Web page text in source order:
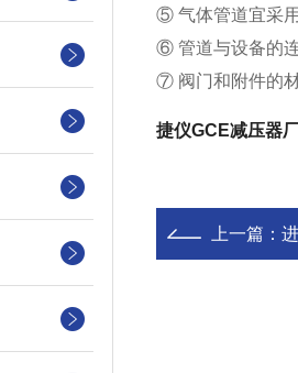
⑤ 气体管道宜采
⑥ 管道与设备的
⑦ 阀门和附件的
捷仪GCE减压器
上一篇：